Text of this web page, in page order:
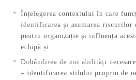
Înțelegerea contextului în care
identificarea și asumarea riscurilor
pentru organizație și influența
echipă și
Dobândirea de noi abilități
– identificarea stilului propriu de